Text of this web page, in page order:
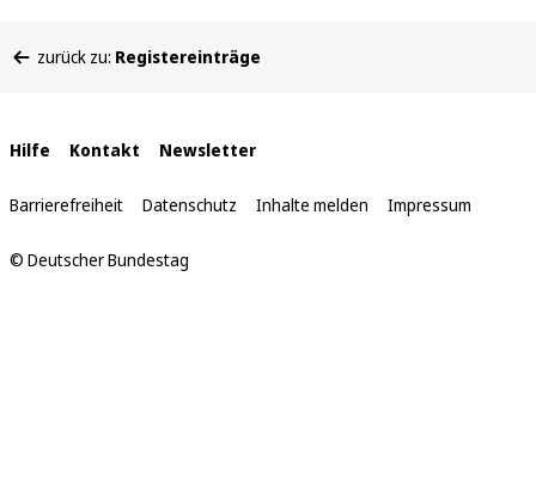
befinden
zurück zu: Registereinträge
Interne
Links
Hilfe Kontakt Newsletter
Barrierefreiheit Datenschutz Inhalte melden Impressum
© Deutscher Bundestag